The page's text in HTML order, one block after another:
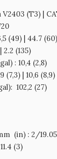
V2403 (T3) |
(49) | 44.7 (60)
2.2 (135)
: 10,4 (2,8)
(7,3) | 10,6 (8,9)
102,2 (27)
(in) : 2/
(3)